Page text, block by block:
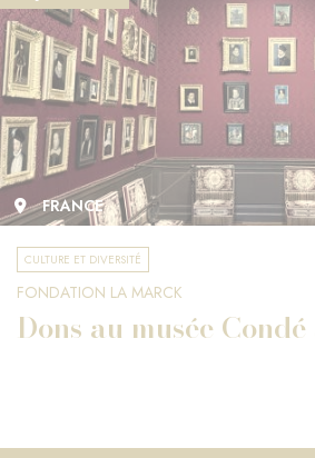
FRANCE
CULTURE ET DIVERSITÉ
FONDATION LA MARCK
Dons au musée